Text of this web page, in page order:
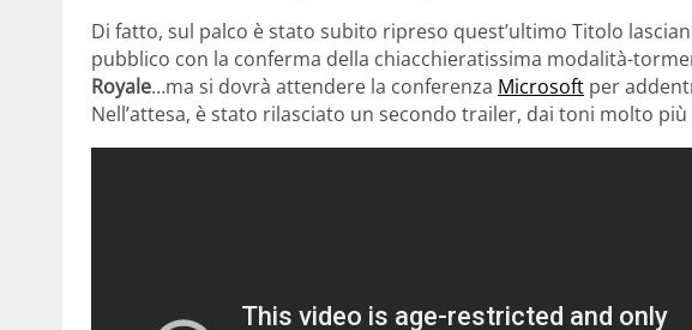
Di fatto, sul palco è stato subito ripreso quest’ultimo Titolo
pubblico con la conferma della chiacchieratissima modalità-
Royale…ma si dovrà attendere la conferenza Microsoft per
Nell’attesa, è stato rilasciato un secondo trailer, dai toni molto